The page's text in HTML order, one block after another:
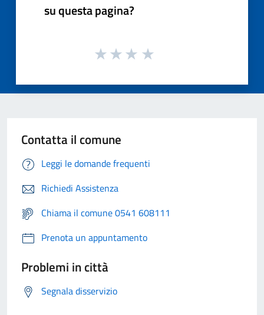
su questa pagina?
Contatta il comune
Leggi le domande frequenti
Richiedi Assistenza
Chiama il comune 0541 608111
Prenota un appuntamento
Problemi in città
Segnala disservizio